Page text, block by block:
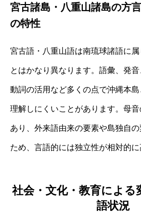
宮古諸島・八重山諸島の方
の特性
宮古語・八重山語は南琉球諸語に
とはかなり異なります。語彙、発音
動詞の活用など多くの点で沖縄本島
理解しにくいことがあります。母
あり、外来語由来の要素や島独自
ため、言語的には独立性が相対的に
社会・文化・教育による
語状況